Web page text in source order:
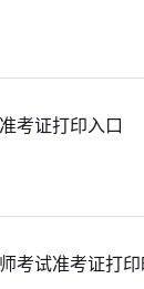
考证打印入口
考试准考证打印